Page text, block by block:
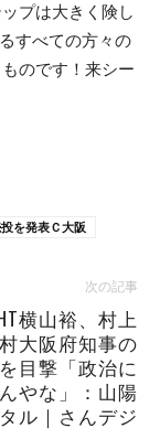
プは大きく険し
すべての方々の
のです！来シー
を発表Ｃ大阪
次の記事
横山裕、村上
大阪府知事の
目撃「政治に
やな」：山陽
ル｜さんデジ